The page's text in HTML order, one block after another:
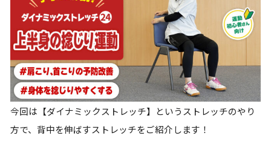
今回は【ダイナミックストレッチ】というストレッチのやり
方で、背中を伸ばすストレッチをご紹介します！